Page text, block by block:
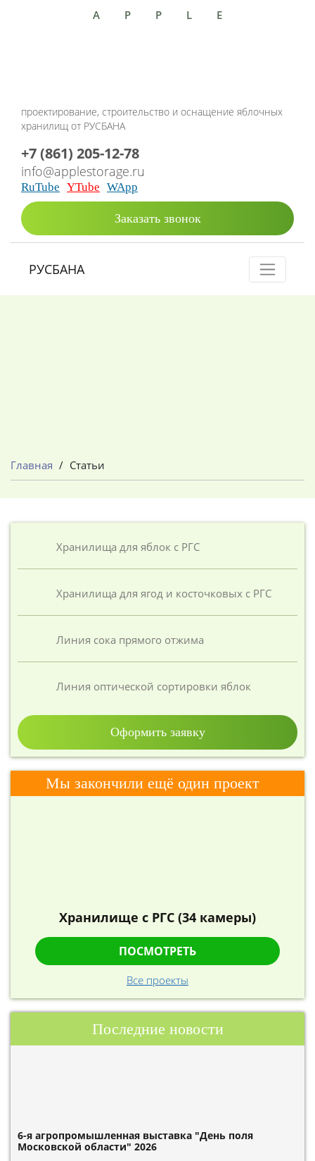
APPLE
проектирование, строительство и оснащение яблочных
хранилищ от РУСБАНА
+7 (861) 205-12-78
info@applestorage.ru
RuTube YTube WApp
Заказать звонок
РУСБАНА
Главная / Статьи
Хранилища для яблок с РГС
Хранилища для ягод и косточковых с РГС
Линия сока прямого отжима
Линия оптической сортировки яблок
Оформить заявку
Мы закончили ещё один проект
Хранилище с РГС (34 камеры)
ПОСМОТРЕТЬ
Все проекты
Последние новости
6-я агропромышленная выставка "День поля
Московской области" 2026